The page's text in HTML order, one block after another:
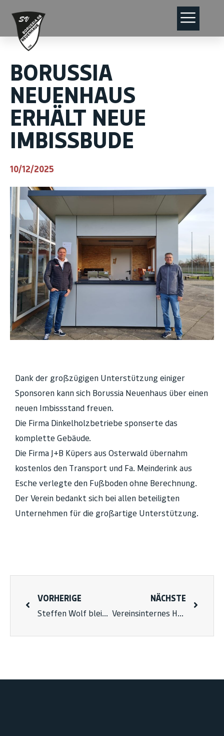
BORUSSIA
NEUENHAUS
ERHÄLT NEUE
IMBISSBUDE
10/12/2025
Dank der großzügigen Unterstützung einiger
Sponsoren kann sich Borussia Neuenhaus über einen
neuen Imbissstand freuen.
Die Firma Dinkelholzbetriebe sponserte das
komplette Gebäude.
Die Firma J+B Küpers aus Osterwald übernahm
kostenlos den Transport und Fa. Meinderink aus
Esche verlegte den Fußboden ohne Berechnung.
Der Verein bedankt sich bei allen beteiligten
Unternehmen für die großartige Unterstützung.
VORHERIGE
Steffen Wolf bleibt bis 2028 Trainer
NÄCHSTE
Vereinsinternes Hallenturnier 2026